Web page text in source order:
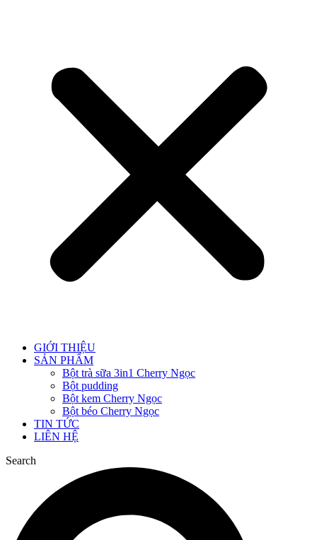
GIỚI THIỆU
SẢN PHẨM
Bột trà sữa 3in1 Cherry Ngọc
Bột pudding
Bột kem Cherry Ngọc
Bột béo Cherry Ngọc
TIN TỨC
LIÊN HỆ
Search